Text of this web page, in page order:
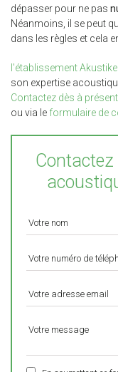
dépasser pour ne pas
Néanmoins, il se peut
dans les règles et cela
l'établissement Akustike
son expertise
Contactez dès à
ou via le formulaire de